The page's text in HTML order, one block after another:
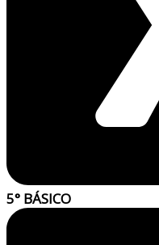
5° BÁSICO